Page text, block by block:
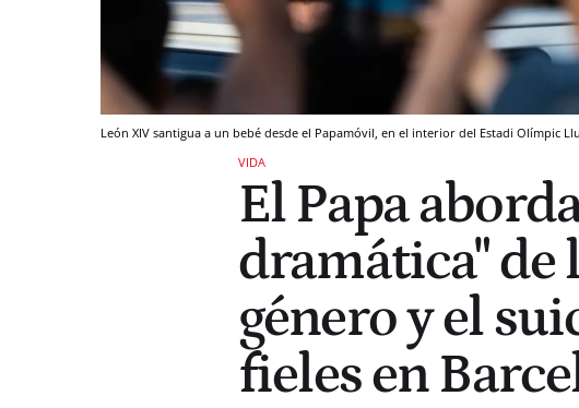
León XIV santigua a un bebé desde el Papamóvil, en el interior del Estadi Olímpic
VIDA
El Papa
dramática" de
género y el
fieles en